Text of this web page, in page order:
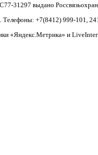
31297 выдано
Телефоны: +7(8412) 999-101,
«Яндекс.Метрика» и